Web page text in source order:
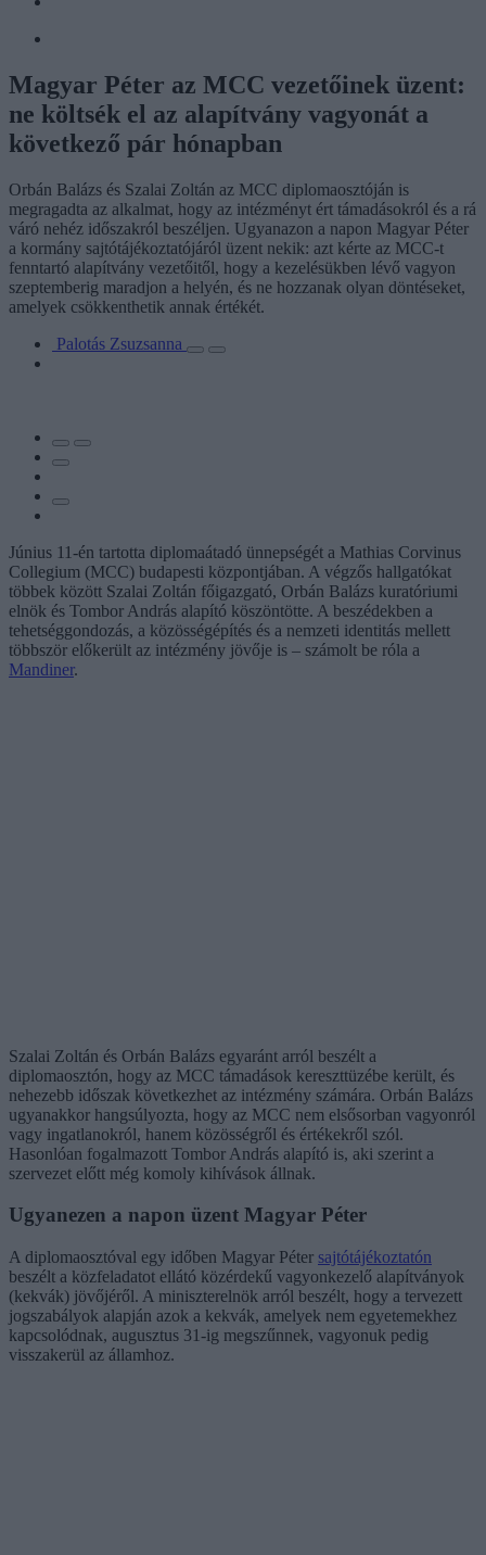
Magyar Péter az MCC vezetőinek üzent:
ne költsék el az alapítvány vagyonát a
következő pár hónapban
Orbán Balázs és Szalai Zoltán az MCC diplomaosztóján is
megragadta az alkalmat, hogy az intézményt ért támadásokról és a rá
váró nehéz időszakról beszéljen. Ugyanazon a napon Magyar Péter
a kormány sajtótájékoztatójáról üzent nekik: azt kérte az MCC-t
fenntartó alapítvány vezetőitől, hogy a kezelésükben lévő vagyon
szeptemberig maradjon a helyén, és ne hozzanak olyan döntéseket,
amelyek csökkenthetik annak értékét.
Palotás Zsuzsanna
Június 11-én tartotta diplomaátadó ünnepségét a Mathias Corvinus
Collegium (MCC) budapesti központjában. A végzős hallgatókat
többek között Szalai Zoltán főigazgató, Orbán Balázs kuratóriumi
elnök és Tombor András alapító köszöntötte. A beszédekben a
tehetséggondozás, a közösségépítés és a nemzeti identitás mellett
többször előkerült az intézmény jövője is – számolt be róla a
Mandiner.
Szalai Zoltán és Orbán Balázs egyaránt arról beszélt a
diplomaosztón, hogy az MCC támadások kereszttüzébe került, és
nehezebb időszak következhet az intézmény számára. Orbán Balázs
ugyanakkor hangsúlyozta, hogy az MCC nem elsősorban vagyonról
vagy ingatlanokról, hanem közösségről és értékekről szól.
Hasonlóan fogalmazott Tombor András alapító is, aki szerint a
szervezet előtt még komoly kihívások állnak.
Ugyanezen a napon üzent Magyar Péter
A diplomaosztóval egy időben Magyar Péter sajtótájékoztatón
beszélt a közfeladatot ellátó közérdekű vagyonkezelő alapítványok
(kekvák) jövőjéről. A miniszterelnök arról beszélt, hogy a tervezett
jogszabályok alapján azok a kekvák, amelyek nem egyetemekhez
kapcsolódnak, augusztus 31-ig megszűnnek, vagyonuk pedig
visszakerül az államhoz.